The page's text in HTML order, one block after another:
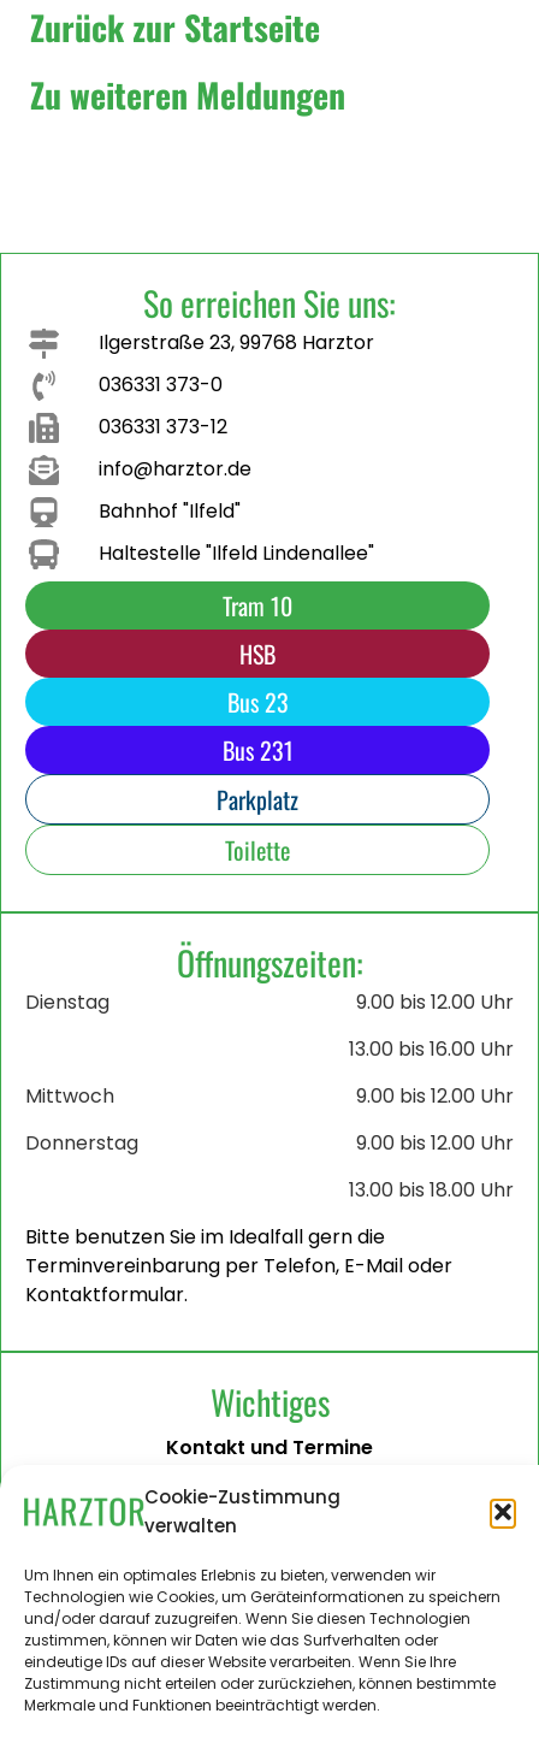
Cookie-Zustimmung
verwalten
Um Ihnen ein optimales Erlebnis zu bieten, verwenden wir
Technologien wie Cookies, um Geräteinformationen zu speichern
und/oder darauf zuzugreifen. Wenn Sie diesen Technologien
zustimmen, können wir Daten wie das Surfverhalten oder
eindeutige IDs auf dieser Website verarbeiten. Wenn Sie Ihre
Zustimmung nicht erteilen oder zurückziehen, können bestimmte
Merkmale und Funktionen beeinträchtigt werden.
Zurück zur Startseite
Zu weiteren Meldungen
So erreichen Sie uns:
Ilgerstraße 23, 99768 Harztor
036331 373-0
036331 373-12
info@harztor.de
Bahnhof "Ilfeld"
Haltestelle "Ilfeld Lindenallee"
Tram 10
HSB
Bus 23
Bus 231
Parkplatz
Toilette
Öffnungszeiten:
Dienstag
9.00 bis 12.00 Uhr
13.00 bis 16.00 Uhr
Mittwoch
9.00 bis 12.00 Uhr
Donnerstag
9.00 bis 12.00 Uhr
13.00 bis 18.00 Uhr
Bitte benutzen Sie im Idealfall gern die
Terminvereinbarung per Telefon, E-Mail oder
Kontaktformular.
Wichtiges
Kontakt und Termine
Barrierefreiheit
Impressum
Datenschutzerklärung
Administration
Harztor.de als Web-App
auf
iPhone und Android